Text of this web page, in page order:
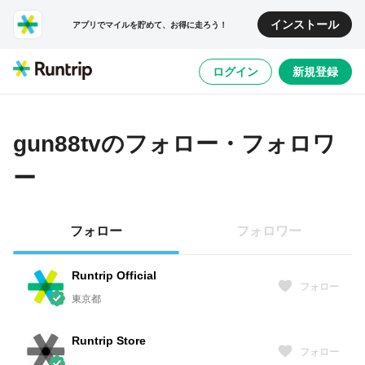
アプリでマイルを貯めて、お得に走ろう！ インストール
ログイン 新規登録
gun88tvのフォロー・フォロワ
ー
フォロー フォロワー
Runtrip Official
東京都
フォロー
Runtrip Store
フォロー